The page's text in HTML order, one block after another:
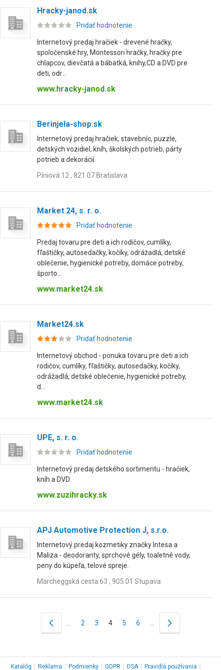
Hracky-janod.sk
Pridať hodnotenie
Internetový predaj hračiek - drevené hračky,
spoločenské hry, Montessori hračky, hračky pre
chlapcov, dievčatá a bábätká, knihy,CD a DVD pre
deti, odr...
www.hracky-janod.sk
Berinjela-shop.sk
Internetový predaj hračiek, stavebníc, puzzle,
detských vozidiel, kníh, školských potrieb, párty
potrieb a dekorácií.
Píniová 12 , 821 07 Bratislava
Market 24, s. r. o.
Pridať hodnotenie
Predaj tovaru pre deti a ich rodičov, cumlíky,
fľaštičky, autosedačky, kočíky, odrážadlá, detské
oblečenie, hygienické potreby, domáce potreby,
športo...
www.market24.sk
Market24.sk
Pridať hodnotenie
Internetový obchod - ponuka tovaru pre deti a ich
rodičov, cumlíky, fľaštičky, autosedačky, kočíky,
odrážadlá, detské oblečenie, hygienické potreby,
d...
www.market24.sk
UPE, s. r. o.
Pridať hodnotenie
Internetový predaj detského sortimentu - hračiek,
kníh a DVD.
www.zuzihracky.sk
APJ Automotive Protection J, s.r.o.
Internetový predaj kozmetiky značky Intesa a
Maliza - deodoranty, sprchové gély, toaletné vody,
peny do kúpeľa, telové spreje.
Marcheggská cesta 63 , 905 01 Stupava
2 3 4 5 6
Katalóg Reklama Podmienky GDPR DSA Pravidlá používania